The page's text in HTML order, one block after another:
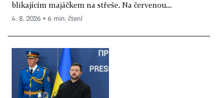
blikajícím majáčkem na střeše. Na červenou...
4. 8. 2026 ▪ 6 min. čtení